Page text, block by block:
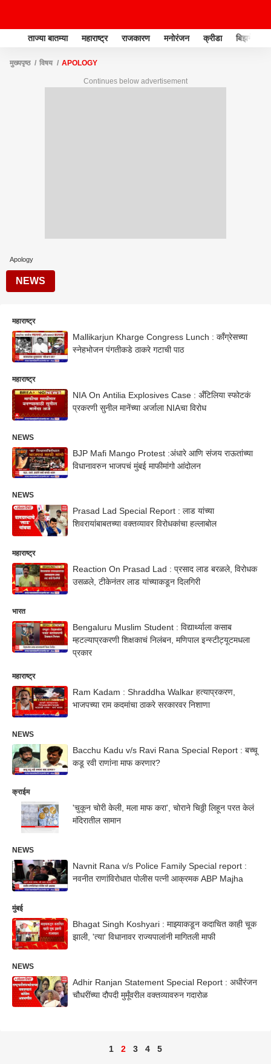
ताज्या बातम्या महाराष्ट्र राजकारण मनोरंजन क्रीडा बिझनेस
मुख्यपृष्ठ विषय APOLOGY
Continues below advertisement
Apology
NEWS
महाराष्ट्र
Mallikarjun Kharge Congress Lunch : काँग्रेसच्या
स्नेहभोजन पंगतीकडे ठाकरे गटाची पाठ
महाराष्ट्र
NIA On Antilia Explosives Case : अँटिलिया स्फोटकं
प्रकरणी सुनील मानेंच्या अर्जाला NIAचा विरोध
NEWS
BJP Mafi Mango Protest :अंधारे आणि संजय राऊतांच्या
विधानावरुन भाजपचं मुंबई माफीमांगो आंदोलन
NEWS
Prasad Lad Special Report : लाड यांच्या
शिवरायांबाबतच्या वक्तव्यावर विरोधकांचा हल्लाबोल
महाराष्ट्र
Reaction On Prasad Lad : प्रसाद लाड बरळले, विरोधक
उसळले, टीकेनंतर लाड यांच्याकडून दिलगिरी
भारत
Bengaluru Muslim Student : विद्यार्थ्याला कसाब
म्हटल्याप्रकरणी शिक्षकाचं निलंबन, मणिपाल इन्स्टीट्यूटमधला
प्रकार
महाराष्ट्र
Ram Kadam : Shraddha Walkar हत्याप्रकरण,
भाजपच्या राम कदमांचा ठाकरे सरकारवर निशाणा
NEWS
Bacchu Kadu v/s Ravi Rana Special Report : बच्चू
कडू रवी राणांना माफ करणार?
क्राईम
'चुकून चोरी केली, मला माफ करा', चोराने चिठ्ठी लिहून परत केलं
मंदिरातील सामान
NEWS
Navnit Rana v/s Police Family Special report :
नवनीत राणांविरोधात पोलीस पत्नी आक्रमक ABP Majha
मुंबई
Bhagat Singh Koshyari : माझ्याकडून कदाचित काही चूक
झाली, 'त्या' विधानावर राज्यपालांनी मागितली माफी
NEWS
Adhir Ranjan Statement Special Report : अधीरंजन
चौधरींच्या दौपदी मुर्मूंवरील वक्तव्यावरुन गदारोळ
1 2 3 4 5